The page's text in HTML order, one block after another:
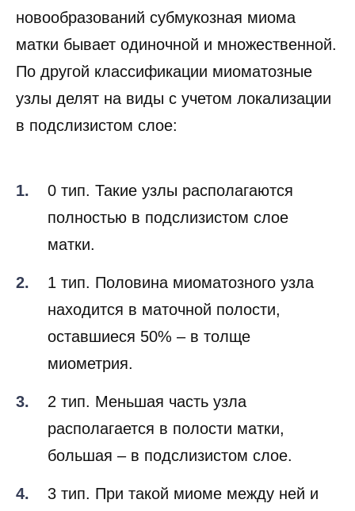
новообразований субмукозная миома
матки бывает одиночной и множественной.
По другой классификации миоматозные
узлы делят на виды с учетом локализации
в подслизистом слое:
0 тип. Такие узлы располагаются
полностью в подслизистом слое
матки.
1 тип. Половина миоматозного узла
находится в маточной полости,
оставшиеся 50% – в толще
миометрия.
2 тип. Меньшая часть узла
располагается в полости матки,
большая – в подслизистом слое.
3 тип. При такой миоме между ней и